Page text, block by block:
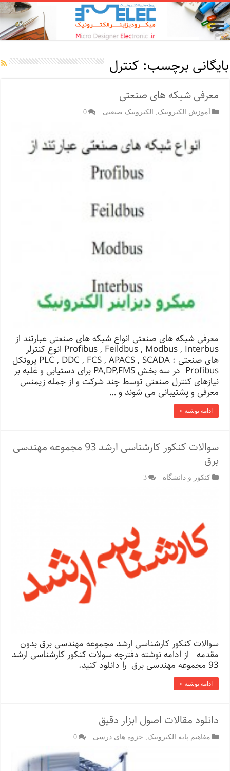
بایگانی برچسب: کنترل
معرفی شبکه های صنعتی
آموزش الکترونیک الکترونیک صنعتی 0
معرفی شبکه های صنعتی انواع شبکه های صنعتی عبارتند از
Profibus , Feildbus , Modbus , Interbus انوع کنترلر
های صنعتی : PLC , DDC , FCS , APACS , SCADA پروتکل
Profibus در سه بخش PA,DP,FMS برای دستیابی و غلبه بر
نیازهای کنترل صنعتی توسط چند شرکت و از جمله زیمنس
معرفی و پشتیبانی می شوند و …
ادامه نوشته »
سوالات کنکور کارشناسی ارشد 93 مجموعه مهندسی
برق
کنکور و دانشگاه 3
سوالات کنکور کارشناسی ارشد مجموعه مهندسی برق بدون
مقدمه از ادامه نوشته دفترچه سولات کنکور کارشناسی ارشد
93 مجموعه مهندسی برق را دانلود کنید.
ادامه نوشته »
دانلود مقالات اصول ابزار دقیق
مفاهیم پایه الکترونیک جزوه های درسی 0